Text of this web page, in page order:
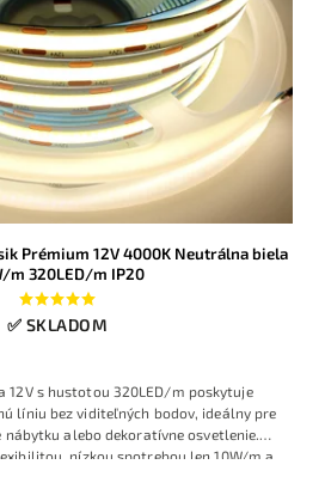
Prémium 12V 4000K Neutrálna biela
m 320LED/m IP20
✅ SKLADOM
12V s hustotou 320LED/m poskytuje
líniu bez viditeľných bodov, ideálny pre
nábytku alebo dekoratívne osvetlenie.
nízkou spotrebou len 10W/m a